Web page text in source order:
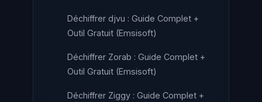
Déchiffrer djvu : Guide Complet +
Outil Gratuit (Emsisoft)
Déchiffrer Zorab : Guide Complet +
Outil Gratuit (Emsisoft)
Déchiffrer Ziggy : Guide Complet +